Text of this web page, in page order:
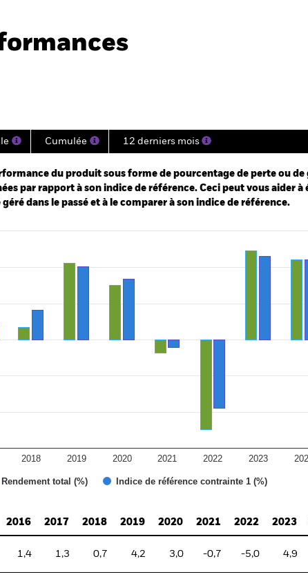
07-31 00:00:00.
Cumulée 12 derniers mois
du produit sous forme de pourcentage de perte ou de
par rapport à son indice de référence. Ceci peut vous aider à
dans le passé et à le comparer à son indice de référence.
Rendement total (%) Indice de référence contrainte 1 (%)
2018 2019 2020 2021 2022 2023
2016
2017 2018 2019 2020 2021 2022 2023
1,4 1,3 0,7 4,2 3,0 -0,7 -5,0 4,9